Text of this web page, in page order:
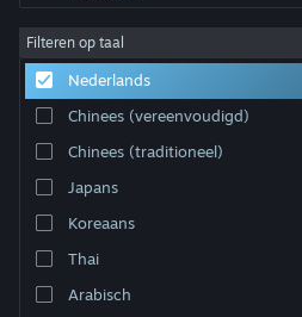
Over
Ondersteuning
Taal wijzigen
Download de mobiele Steam-app
Desktopwebsite weergeven
Filteren op taal
Nederlands
Chinees (vereenvoudigd)
Chinees (traditioneel)
Japans
Koreaans
Thai
Arabisch
Sorteren op Relevantie
0 resultaten komen overeen met je
uitgesloten op basis van je voorkeuren.